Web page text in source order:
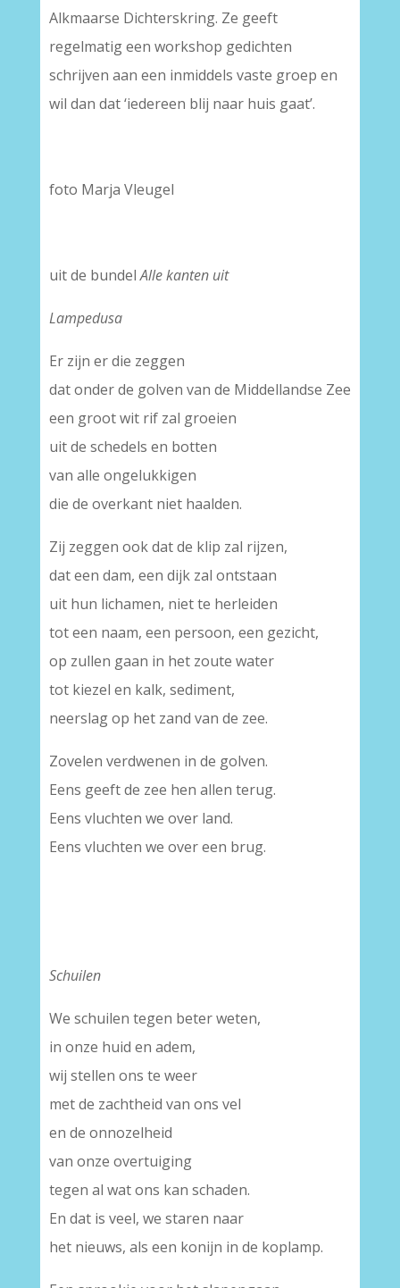
Alkmaarse Dichterskring. Ze geeft
regelmatig een workshop gedichten
schrijven aan een inmiddels vaste groep en
wil dan dat ‘iedereen blij naar huis gaat’.
foto Marja Vleugel
uit de bundelAlle kanten uit
Lampedusa
Er zijn er die zeggen
dat onder de golven van de Middellandse Zee
een groot wit rif zal groeien
uit de schedels en botten
van alle ongelukkigen
die de overkant niet haalden.
Zij zeggen ook dat de klip zal rijzen,
dat een dam, een dijk zal ontstaan
uit hun lichamen, niet te herleiden
tot een naam, een persoon, een gezicht,
op zullen gaan in het zoute water
tot kiezel en kalk, sediment,
neerslag op het zand van de zee.
Zovelen verdwenen in de golven.
Eens geeft de zee hen allen terug.
Eens vluchten we over land.
Eens vluchten we over een brug.
Schuilen
We schuilen tegen beter weten,
in onze huid en adem,
wij stellen ons te weer
met de zachtheid van ons vel
en de onnozelheid
van onze overtuiging
tegen al wat ons kan schaden.
En dat is veel, we staren naar
het nieuws, als een konijn in de koplamp.